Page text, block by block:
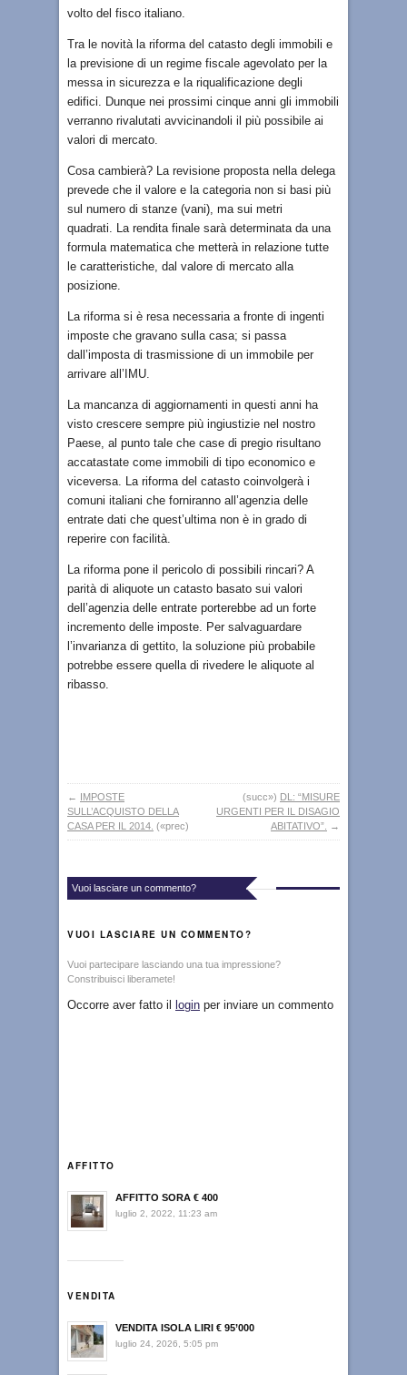
volto del fisco italiano.
Tra le novità la riforma del catasto degli immobili e
la previsione di un regime fiscale agevolato per la
messa in sicurezza e la riqualificazione degli
edifici. Dunque nei prossimi cinque anni gli immobili
verranno rivalutati avvicinandoli il più possibile ai
valori di mercato.
Cosa cambierà? La revisione proposta nella delega
prevede che il valore e la categoria non si basi più
sul numero di stanze (vani), ma sui metri
quadrati. La rendita finale sarà determinata da una
formula matematica che metterà in relazione tutte
le caratteristiche, dal valore di mercato alla
posizione.
La riforma si è resa necessaria a fronte di ingenti
imposte che gravano sulla casa; si passa
dall’imposta di trasmissione di un immobile per
arrivare all’IMU.
La mancanza di aggiornamenti in questi anni ha
visto crescere sempre più ingiustizie nel nostro
Paese, al punto tale che case di pregio risultano
accatastate come immobili di tipo economico e
viceversa. La riforma del catasto coinvolgerà i
comuni italiani che forniranno all’agenzia delle
entrate dati che quest’ultima non è in grado di
reperire con facilità.
La riforma pone il pericolo di possibili rincari? A
parità di aliquote un catasto basato sui valori
dell’agenzia delle entrate porterebbe ad un forte
incremento delle imposte. Per salvaguardare
l’invarianza di gettito, la soluzione più probabile
potrebbe essere quella di rivedere le aliquote al
ribasso.
← IMPOSTE
SULL’ACQUISTO DELLA
CASA PER IL 2014. («prec)
(succ») DL: “MISURE
URGENTI PER IL DISAGIO
ABITATIVO”.
→
Vuoi lasciare un commento?
VUOI LASCIARE UN COMMENTO?
Vuoi partecipare lasciando una tua impressione?
Constribuisci liberamete!
Occorre aver fatto il login per inviare un commento
AFFITTO
AFFITTO SORA € 400
luglio 2, 2022, 11:23 am
VENDITA
VENDITA ISOLA LIRI € 95’000
luglio 24, 2026, 5:05 pm